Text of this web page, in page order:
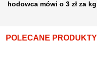
hodowca mówi o 3 zł za kg
POLECANE PRODUKTY